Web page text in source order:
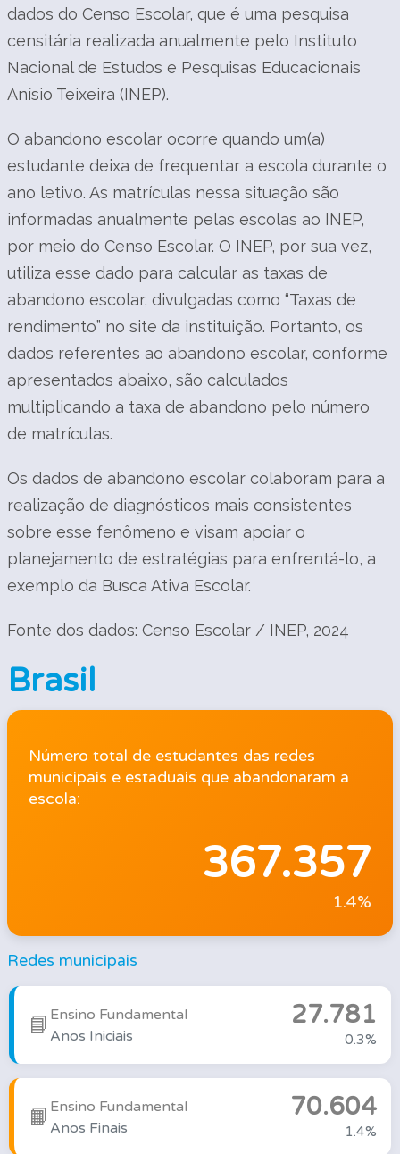
dados do Censo Escolar, que é uma pesquisa
censitária realizada anualmente pelo Instituto
Nacional de Estudos e Pesquisas Educacionais
Anísio Teixeira (INEP).
O abandono escolar ocorre quando um(a)
estudante deixa de frequentar a escola durante o
ano letivo. As matrículas nessa situação são
informadas anualmente pelas escolas ao INEP,
por meio do Censo Escolar. O INEP, por sua vez,
utiliza esse dado para calcular as taxas de
abandono escolar, divulgadas como “Taxas de
rendimento” no site da instituição. Portanto, os
dados referentes ao abandono escolar, conforme
apresentados abaixo, são calculados
multiplicando a taxa de abandono pelo número
de matrículas.
Os dados de abandono escolar colaboram para a
realização de diagnósticos mais consistentes
sobre esse fenômeno e visam apoiar o
planejamento de estratégias para enfrentá-lo, a
exemplo da Busca Ativa Escolar.
Fonte dos dados: Censo Escolar / INEP, 2024
Brasil
Número total de estudantes das redes
municipais e estaduais que abandonaram a
escola:
367.357
1.4%
Redes municipais
📘 Ensino Fundamental
Anos Iniciais
27.781
0.3%
📙 Ensino Fundamental
Anos Finais
70.604
1.4%